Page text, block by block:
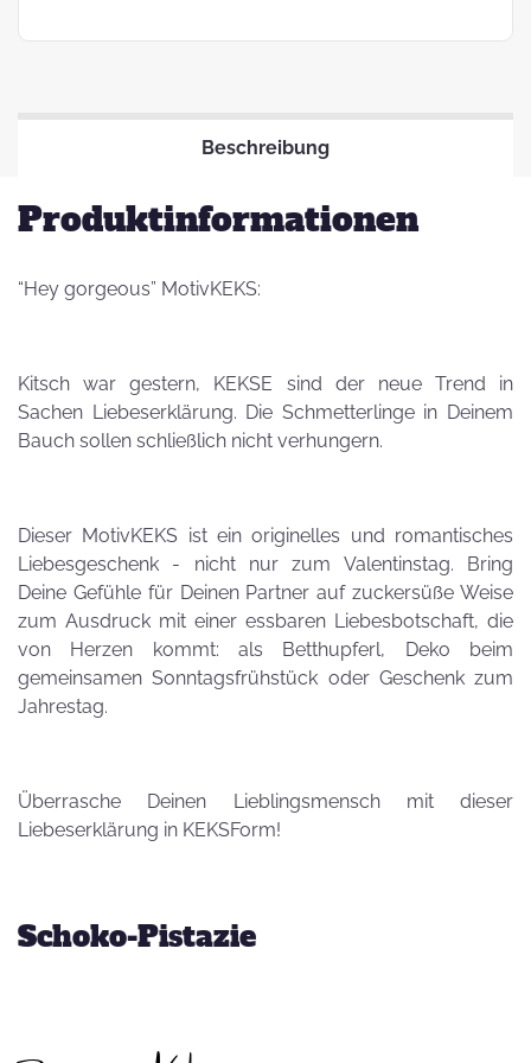
Beschreibung
Produktinformationen
“Hey gorgeous” MotivKEKS:
Kitsch war gestern, KEKSE sind der neue Trend in
Sachen Liebeserklärung. Die Schmetterlinge in Deinem
Bauch sollen schließlich nicht verhungern.
Dieser MotivKEKS ist ein originelles und romantisches
Liebesgeschenk - nicht nur zum Valentinstag. Bring
Deine Gefühle für Deinen Partner auf zuckersüße Weise
zum Ausdruck mit einer essbaren Liebesbotschaft, die
von Herzen kommt: als Betthupferl, Deko beim
gemeinsamen Sonntagsfrühstück oder Geschenk zum
Jahrestag.
Überrasche Deinen Lieblingsmensch mit dieser
Liebeserklärung in KEKSForm!
Schoko-Pistazie